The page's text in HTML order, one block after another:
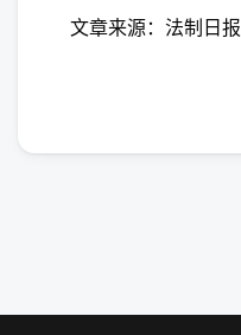
文章来源：法制日报